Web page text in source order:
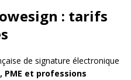
: tarifs
de signature électronique
PME et professions